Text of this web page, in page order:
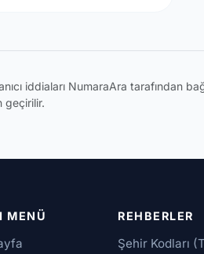
iddiaları NumaraAra tarafından
geçirilir.
MENÜ REHBERLER
Şehir Kodları